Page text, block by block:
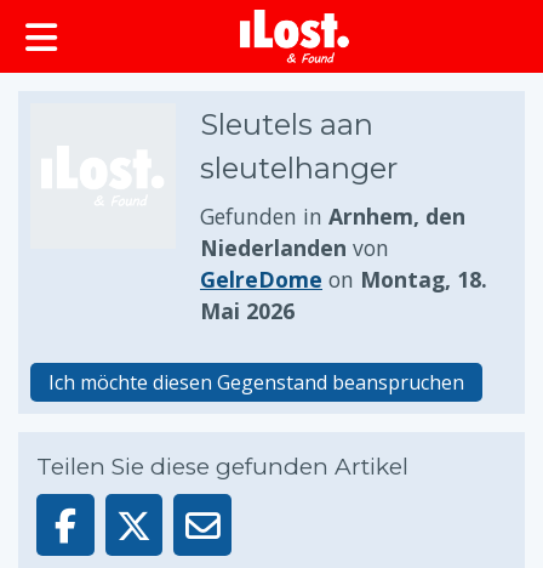
springen
Sleutels aan
sleutelhanger
Gefunden in Arnhem, den
Niederlanden von
GelreDome on Montag, 18.
Mai 2026
Ich möchte diesen Gegenstand beanspruchen
Teilen Sie diese gefunden Artikel